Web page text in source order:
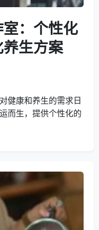
：个性化
生方案
健康和养生的需求日
而生，提供个性化的